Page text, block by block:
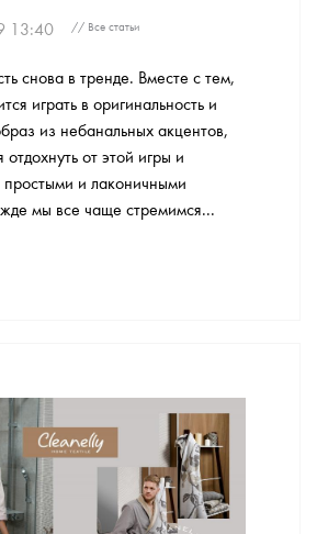
13:40
// Все статьи
снова в тренде. Вместе с тем,
играть в оригинальность и
из небанальных акцентов,
отдохнуть от этой игры и
простыми и лаконичными
мы все чаще стремимся...